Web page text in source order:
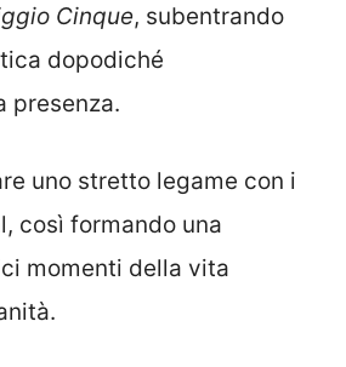
Cinque, subentrando
dopodiché
presenza.
uno stretto legame con i
così formando una
momenti della vita